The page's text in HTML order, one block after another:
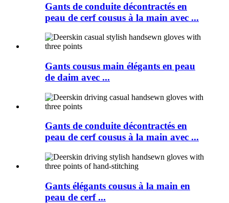
Gants de conduite décontractés en
peau de cerf cousus à la main avec ...
Gants cousus main élégants en peau
de daim avec ...
Gants de conduite décontractés en
peau de cerf cousus à la main avec ...
Gants élégants cousus à la main en
peau de cerf ...